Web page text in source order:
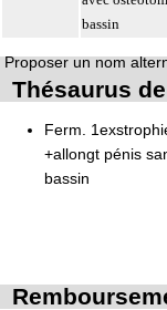
bassin
Proposer un nom
Thésaurus
Ferm.
+allongt pénis
bassin